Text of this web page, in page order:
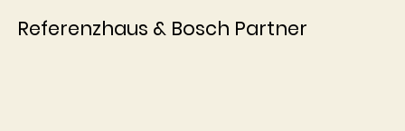
Referenzhaus & Bosch Partner